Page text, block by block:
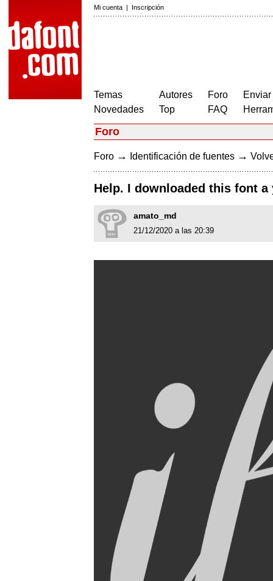
Mi cuenta | Inscripción
Temas
Novedades
Autores
Top
Foro
FAQ
Foro
Foro → Identificación de fuentes →
Help. I downloaded this font
amato_md
21/12/2020 a las 20:39